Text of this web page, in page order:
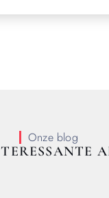
Onze blog